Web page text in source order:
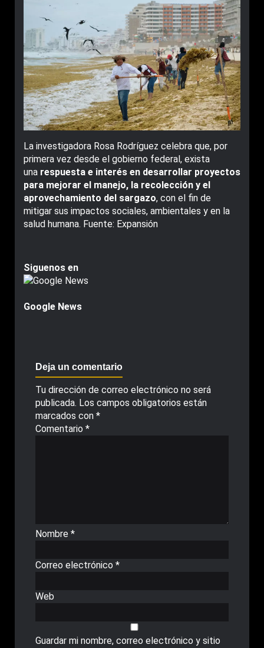
La investigadora Rosa Rodríguez celebra que, por
primera vez desde el gobierno federal, exista
una respuesta e interés en desarrollar proyectos
para mejorar el manejo, la recolección y el
aprovechamiento del sargazo, con el fin de
mitigar sus impactos sociales, ambientales y en la
salud humana. Fuente: Expansión
Siguenos en
Google News
Deja un comentario
Tu dirección de correo electrónico no será
publicada. Los campos obligatorios están
marcados con *
Comentario *
Nombre *
Correo electrónico *
Web
Guardar mi nombre, correo electrónico y sitio